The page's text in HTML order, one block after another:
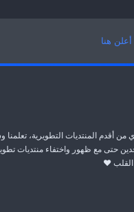
أقدم المنتديات التطويرية، تعلمنا
متواجدين حتى مع ظهور واختفاء منتديات
❤️
أعلن هنا